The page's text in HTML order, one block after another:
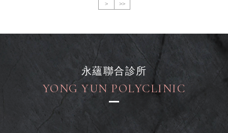
> >>
永蘊聯合診所
YONG YUN POLYCLINIC